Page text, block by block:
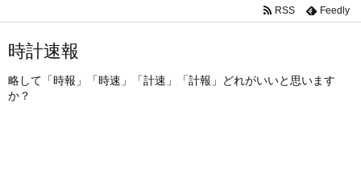
時計速報
略して「時報」「時速」「計速」「計報」どれがいいと思います
か？
RSS Feedly